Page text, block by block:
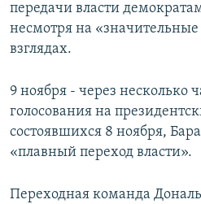
передачи власти
несмотря на
взглядах.
9 ноября - через несколько
голосования на
состоявшихся 8 ноября,
«плавный переход власти».
Переходная команда